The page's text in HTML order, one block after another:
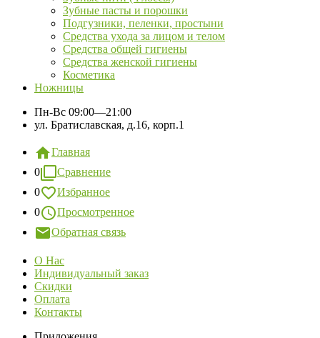
Зубные пасты и порошки
Подгузники, пеленки, простыни
Средства ухода за лицом и телом
Средства общей гигиены
Средства женской гигиены
Косметика
Ножницы
Пн-Вс 09:00—21:00
ул. Братиславская, д.16, корп.1
Главная
0
Сравнение
0
Избранное
0
Просмотренное
Обратная связь
О Нас
Индивидуальный заказ
Скидки
Оплата
Контакты